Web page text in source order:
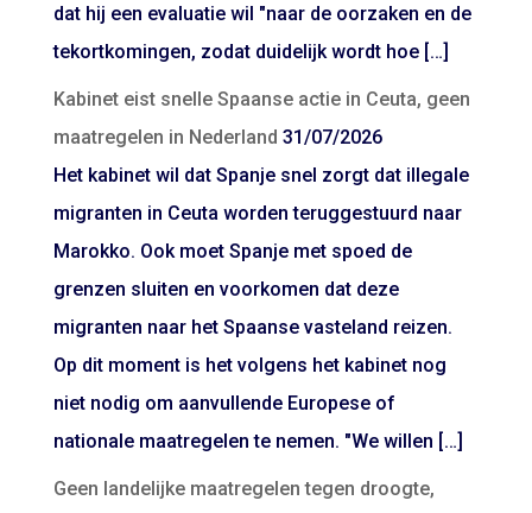
dat hij een evaluatie wil "naar de oorzaken en de
tekortkomingen, zodat duidelijk wordt hoe […]
Kabinet eist snelle Spaanse actie in Ceuta, geen
maatregelen in Nederland 31/07/2026
Het kabinet wil dat Spanje snel zorgt dat illegale
migranten in Ceuta worden teruggestuurd naar
Marokko. Ook moet Spanje met spoed de
grenzen sluiten en voorkomen dat deze
migranten naar het Spaanse vasteland reizen.
Op dit moment is het volgens het kabinet nog
niet nodig om aanvullende Europese of
nationale maatregelen te nemen. "We willen […]
Geen landelijke maatregelen tegen droogte,